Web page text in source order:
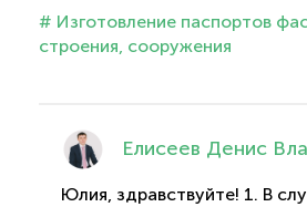
# Изготовление паспортов
строения, сооружения
Елисеев Денис
Юлия, здравствуйте! 1. В